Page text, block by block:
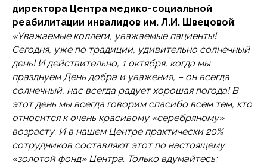
директора Центра медико-социальной
реабилитации инвалидов им. Л.И. Швецовой:
«Уважаемые коллеги, уважаемые пациенты!
Сегодня, уже по традиции, удивительно солнечный
день! И действительно, 1 октября, когда мы
празднуем День добра и уважения, – он всегда
солнечный, нас всегда радует хорошая погода! В
этот день мы всегда говорим спасибо всем тем, кто
относится к очень красивому «серебряному»
возрасту. И в нашем Центре практически 20%
сотрудников составляют этот по настоящему
«золотой фонд» Центра. Только вдумайтесь: